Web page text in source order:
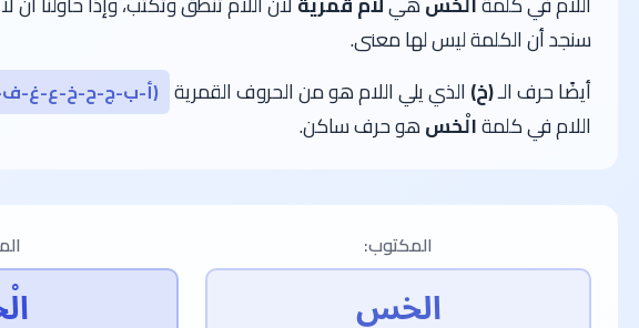
سنجد أن الكلمة ليس لها معنى.
أيضًا حرف الـ(خ) الذي يلي اللام هو من الحروف القمرية (أ-ب-ج-ح-خ-ع-
اللام في كلمةالْخسهو حرف ساكن.
المكتوب:
الخس